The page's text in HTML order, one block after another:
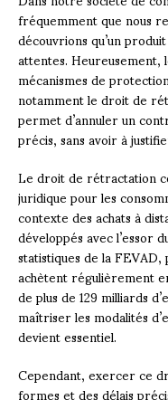
fréquemment que nous
découvrions qu’un
attentes.
mécanismes de
notamment le droit de
permet d’annuler un
précis, sans avoir à
Le droit de rétractation
juridique pour les
contexte des achats à
développés avec l’essor
statistiques de la
achètent régulièrement
de plus de 129 milliards
maîtriser les modalités
devient essentiel.
Cependant, exercer ce